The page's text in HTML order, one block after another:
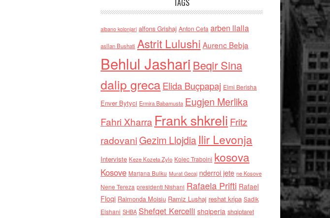
TAGS
albano kolonjari alfons Grishaj Anton Cefa arben llalla
asllan Bushati Astrit Lulushi Aurenc Bebja
Behlul Jashari Beqir Sina
dalip grecaElida Buçpapaj Elmi Berisha
Enver Bytyci Ermira Babamusta Eugjen Merlika
Fahri Xharra Frank shkreli Fritz
radovaniGezim Llojdia Ilir Levonja
Interviste Keze Kozeta Zylo Kolec Traboini kosova
Kosove Marjana Bulku Murat Gecaj nderroi jete ne Kosove
Nene Tereza presidenti Nishani Rafaela Prifti Rafael
Floqi Raimonda Moisiu Ramiz Lushaj reshat kripa Sadik
Elshani SHBA Shefqet Kercelli shqiperia shqiptaret